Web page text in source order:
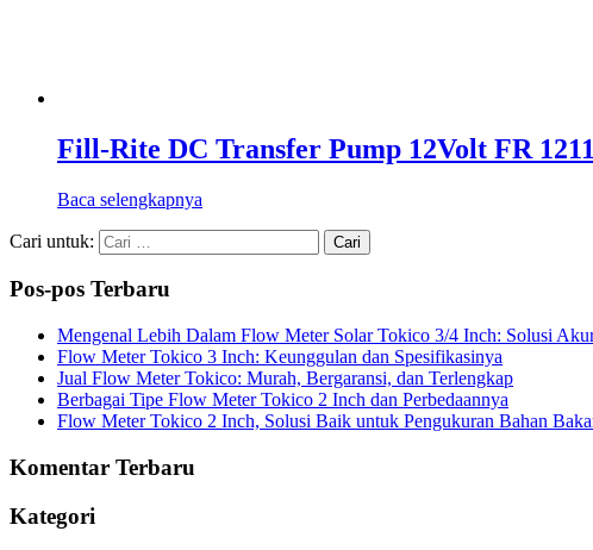
Fill-Rite DC Transfer Pump 12Volt FR 1211
Baca selengkapnya
Cari untuk:
Pos-pos Terbaru
Mengenal Lebih Dalam Flow Meter Solar Tokico 3/4 Inch: Solusi
Flow Meter Tokico 3 Inch: Keunggulan dan Spesifikasinya
Jual Flow Meter Tokico: Murah, Bergaransi, dan Terlengkap
Berbagai Tipe Flow Meter Tokico 2 Inch dan Perbedaannya
Flow Meter Tokico 2 Inch, Solusi Baik untuk Pengukuran Bahan
Komentar Terbaru
Kategori